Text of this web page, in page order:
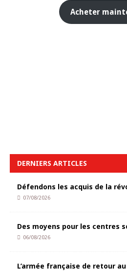
Acheter
DERNIERS ARTICLES
Défendons les acquis de la
07/08/2026
Des moyens pour les centres
06/08/2026
L’armée française de retour